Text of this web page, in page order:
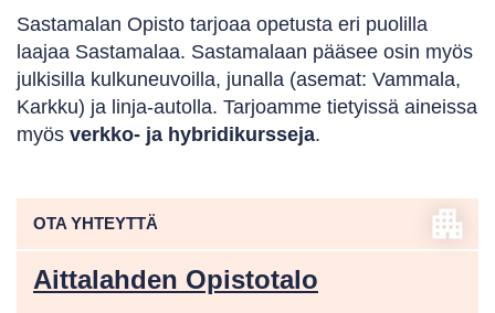
Sastamalan Opisto tarjoaa opetusta eri puolilla
laajaa Sastamalaa. Sastamalaan pääsee osin myös
julkisilla kulkuneuvoilla, junalla (asemat: Vammala,
Karkku) ja linja-autolla. Tarjoamme tietyissä aineissa
myös verkko- ja hybridikursseja.
OTA YHTEYTTÄ apartment
Aittalahden Opistotalo